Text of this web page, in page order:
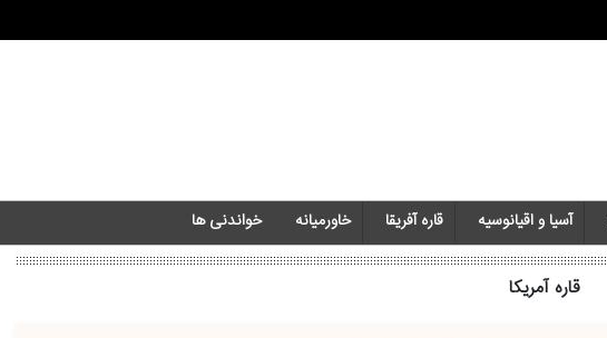
آسیا و اقیانوسیه قاره آفریقا خاورمیانه‌ خواندنی ها
قاره آمریکا